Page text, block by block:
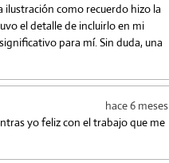
ilustración como recuerdo hizo la
el detalle de incluirlo en mi
para mí. Sin duda, una
hace 6 meses
yo feliz con el trabajo que me